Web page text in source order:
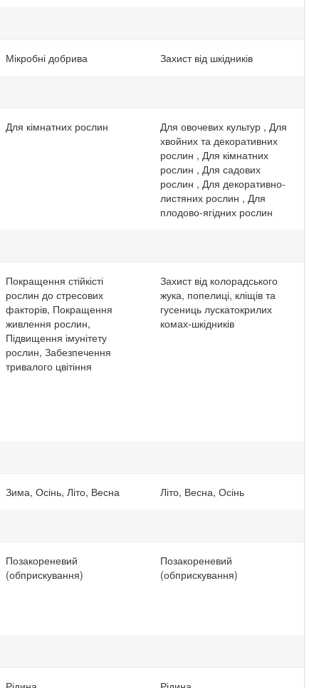
Мікробні добрива Захист від шкідників
Для кімнатних рослин
Для овочевих культур , Для
хвойних та декоративних
рослин , Для кімнатних
рослин , Для садових
рослин , Для декоративно-
листяних рослин , Для
плодово-ягідних рослин
Покращення стійкісті
рослин до стресових
факторів, Покращення
живлення рослин,
Підвищення імунітету
рослин, Забезпечення
тривалого цвітіння
Захист від колорадського
жука, попелиці, кліщів та
гусениць лускатокрилих
комах-шкідників
Зима, Осінь, Літо, Весна Літо, Весна, Осінь
Позакореневий
(обприскування)
Позакореневий
(обприскування)